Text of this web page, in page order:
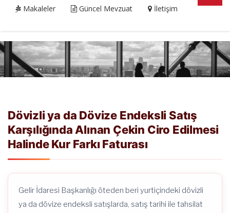
Makaleler Güncel Mevzuat İletişim
Dövizli ya da Dövize Endeksli Satış
Karşılığında Alınan Çekin Ciro Edilmesi
Halinde Kur Farkı Faturası
Gelir İdaresi Başkanlığı öteden beri yurtiçindeki dövizli
ya da dövize endeksli satışlarda, satış tarihi ile tahsilat